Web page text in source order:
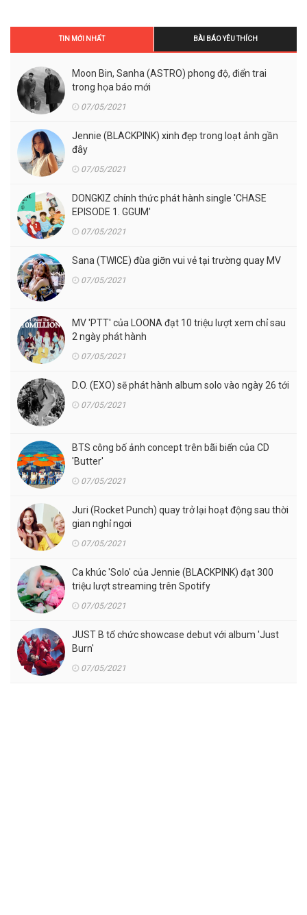
TIN MỚI NHẤT BÀI BÁO YÊU THÍCH
Moon Bin, Sanha (ASTRO) phong độ, điển trai
trong họa báo mới
07/05/2021
Jennie (BLACKPINK) xinh đẹp trong loạt ảnh gần
đây
07/05/2021
DONGKIZ chính thức phát hành single 'CHASE
EPISODE 1. GGUM'
07/05/2021
Sana (TWICE) đùa giỡn vui vẻ tại trường quay MV
07/05/2021
MV 'PTT' của LOONA đạt 10 triệu lượt xem chỉ sau
2 ngày phát hành
07/05/2021
D.O. (EXO) sẽ phát hành album solo vào ngày 26 tới
07/05/2021
BTS công bố ảnh concept trên bãi biển của CD
'Butter'
07/05/2021
Juri (Rocket Punch) quay trở lại hoạt động sau thời
gian nghỉ ngơi
07/05/2021
Ca khúc 'Solo' của Jennie (BLACKPINK) đạt 300
triệu lượt streaming trên Spotify
07/05/2021
JUST B tổ chức showcase debut với album 'Just
Burn'
07/05/2021